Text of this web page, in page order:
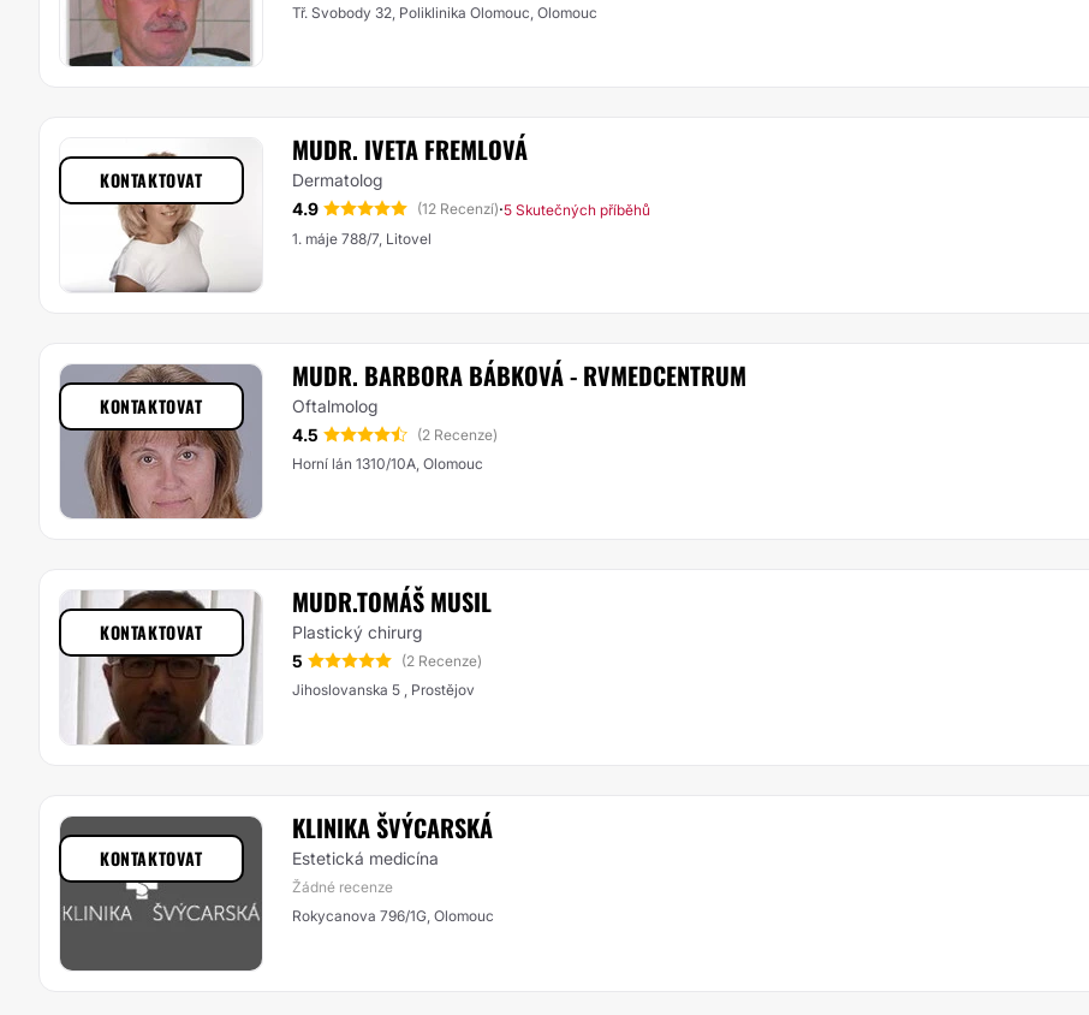
Tř. Svobody 32, Poliklinika Olomouc, Olomouc
MUDR. IVETA FREMLOVÁ
Dermatolog
4.9
(12 Recenzí)·5 Skutečných příběhů
1. máje 788/7, Litovel
KONTAKTOVAT
MUDR. BARBORA BÁBKOVÁ - RVMEDCENTRUM
Oftalmolog
4.5
(2 Recenze)
Horní lán 1310/10A, Olomouc
KONTAKTOVAT
MUDR.TOMÁŠ MUSIL
Plastický chirurg
5
(2 Recenze)
Jihoslovanska 5 , Prostějov
KONTAKTOVAT
KLINIKA ŠVÝCARSKÁ
Estetická medicína
Žádné recenze
Rokycanova 796/1G, Olomouc
KONTAKTOVAT